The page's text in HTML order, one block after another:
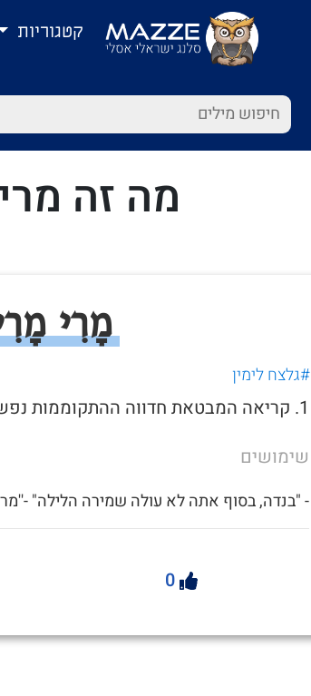
קטגוריות
מה זה
מָרִי
#גלצח לימין
1. קריאה המבטאת חדווה ההתקוממות נפש
שימושים
- "בנדה, בסוף אתה לא עולה שמירה הלילה" -
0